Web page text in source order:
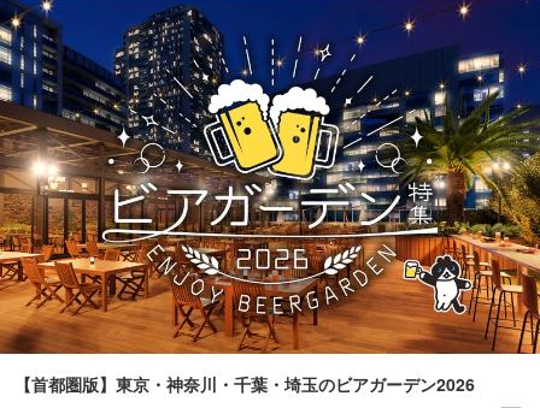
【首都圏版】東京・神奈川・千葉・埼玉のビアガーデン2026